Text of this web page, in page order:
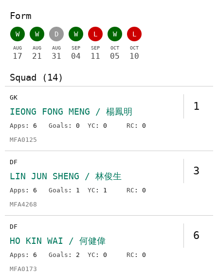
Form
W
AUG
17
W
AUG
21
D
AUG
31
W
SEP
04
L
SEP
11
W
OCT
05
L
OCT
10
Squad (14)
1
GK
IEONG FONG MENG / 楊鳳明
Apps : 6 Goals : 0 YC : 0 RC : 0
MFA0125
3
DF
LIN JUN SHENG / 林俊生
Apps : 6 Goals : 1 YC : 1 RC : 0
MFA4268
6
DF
HO KIN WAI / 何健偉
Apps : 6 Goals : 2 YC : 0 RC : 0
MFA0173